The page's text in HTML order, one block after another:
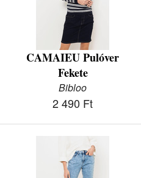
CAMAIEU Pulóver
Fekete
Bibloo
2 490 Ft